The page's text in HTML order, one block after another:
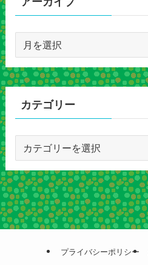
カ
イ
カテゴリー
ゴ
リ
ー
プライバシーポリシー